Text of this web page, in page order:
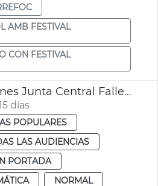
AMB FESTIVAL
CON FESTIVAL
Plan Subvenciones Junta Central Fallera València
días
POPULARES
LAS AUDIENCIAS
PORTADA
NORMAL